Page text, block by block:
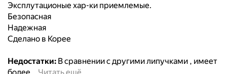
Эксплутационые хар-ки приемлемые.
Безопасная
Надежная
Сделано в Корее
Недостатки: В сравнении с другими липучками , имеет